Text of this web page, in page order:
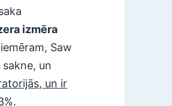
izmēra
Saw
un
un ir
%.